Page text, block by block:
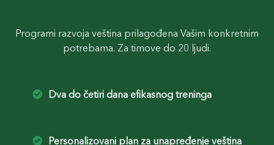
Programi razvoja veština prilagođena Vašim konkretnim
potrebama. Za timove do 20 ljudi.
Dva do četiri dana efikasnog treninga
Personalizovani plan za unapređenje veština